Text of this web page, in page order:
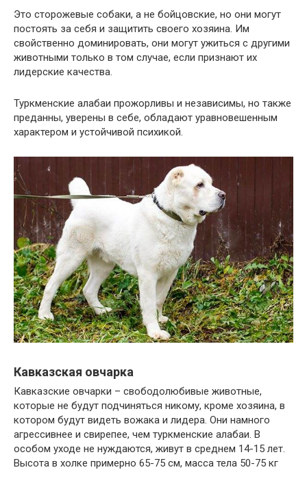
Это сторожевые собаки, а не бойцовские, но они могут
постоять за себя и защитить своего хозяина. Им
свойственно доминировать, они могут ужиться с другими
животными только в том случае, если признают их
лидерские качества.
Туркменские алабаи прожорливы и независимы, но также
преданны, уверены в себе, обладают уравновешенным
характером и устойчивой психикой.
Кавказская овчарка
Кавказские овчарки – свободолюбивые животные,
которые не будут подчиняться никому, кроме хозяина, в
котором будут видеть вожака и лидера. Они намного
агрессивнее и свирепее, чем туркменские алабаи. В
особом уходе не нуждаются, живут в среднем 14-15 лет.
Высота в холке примерно 65-75 см, масса тела 50-75 кг